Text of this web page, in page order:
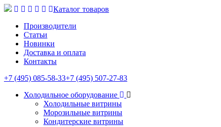
Каталог товаров
Производители
Статьи
Новинки
Доставка и оплата
Контакты
+7 (495) 085-58-33+7 (495) 507-27-83
Холодильное оборудование
Холодильные витрины
Морозильные витрины
Кондитерские витрины